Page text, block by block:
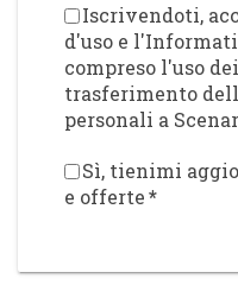
Iscrivendoti,
d'uso e
compreso l'uso
trasferimento
personali a
Sì, tienimi
e offerte*